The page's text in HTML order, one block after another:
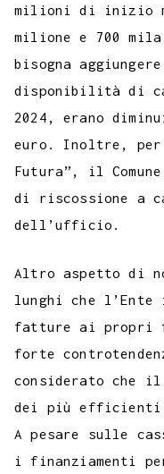
milioni di inizio
milione e 700
bisogna
disponibilità di
2024, erano
euro. Inoltre, per
Futura”, il
di riscossione a
dell’ufficio.
Altro aspetto di
lunghi che l’Ente
fatture ai propri
forte
considerato che il
dei più efficienti
A pesare sulle
i finanziamenti